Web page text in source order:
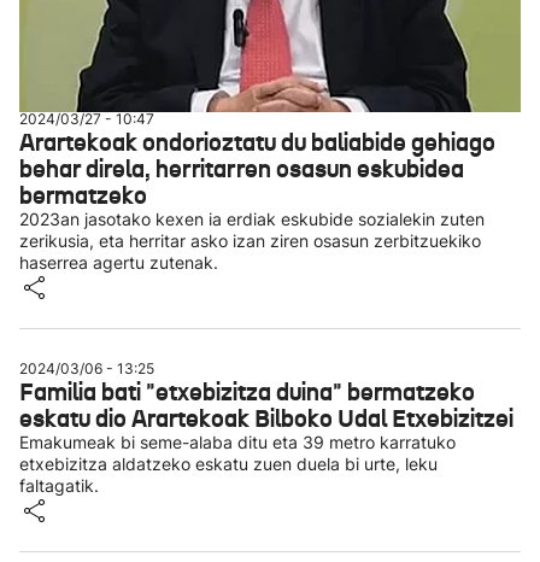
2024/03/27 - 10:47
Arartekoak ondorioztatu du baliabide gehiago
behar direla, herritarren osasun eskubidea
bermatzeko
2023an jasotako kexen ia erdiak eskubide sozialekin zuten
zerikusia, eta herritar asko izan ziren osasun zerbitzuekiko
haserrea agertu zutenak.
2024/03/06 - 13:25
Familia bati "etxebizitza duina" bermatzeko
eskatu dio Arartekoak Bilboko Udal Etxebizitzei
Emakumeak bi seme-alaba ditu eta 39 metro karratuko
etxebizitza aldatzeko eskatu zuen duela bi urte, leku
faltagatik.